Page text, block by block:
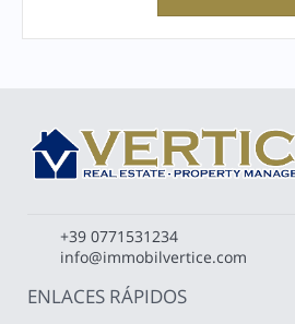
+39 0771531234
info@immobilvertice.com
ENLACES RÁPIDOS